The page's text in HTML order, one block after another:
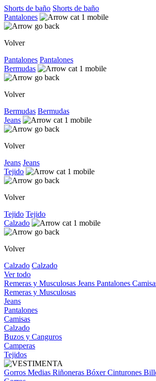
Shorts de baño Shorts de baño
Pantalones
Volver
Pantalones Pantalones
Bermudas
Volver
Bermudas Bermudas
Jeans
Volver
Jeans Jeans
Tejido
Volver
Tejido Tejido
Calzado
Volver
Calzado Calzado
Ver todo
Remeras y Musculosas Jeans Pantalones
Remeras y Musculosas
Jeans
Pantalones
Camisas
Calzado
Buzos y Canguros
Camperas
Tejidos
Gorros Medias Riñoneras BóxerCinturones